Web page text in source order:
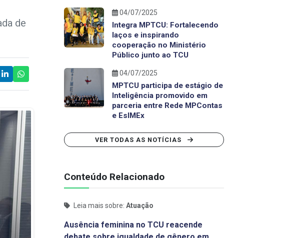
de
04/07/2025
Integra MPTCU: Fortalecendo
laços e inspirando
cooperação no Ministério
Público junto ao TCU
04/07/2025
MPTCU participa de estágio de
Inteligência promovido em
parceria entre Rede MPContas
e EsIMEx
VER TODAS AS NOTÍCIAS
Conteúdo Relacionado
Leia mais sobre:Atuação
Ausência feminina no TCU reacende